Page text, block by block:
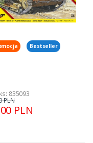
Bestseller
835093
PLN
PLN